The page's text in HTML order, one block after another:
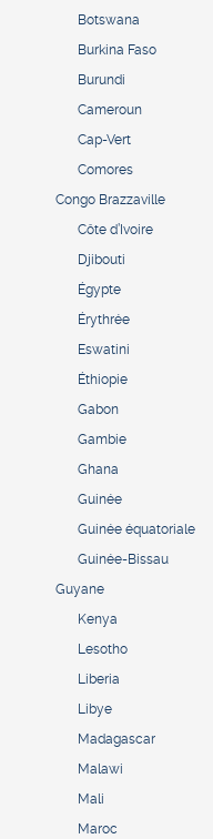
Botswana
Burkina Faso
Burundi
Cameroun
Cap-Vert
Comores
Congo Brazzaville
Côte d’Ivoire
Djibouti
Égypte
Érythrée
Eswatini
Éthiopie
Gabon
Gambie
Ghana
Guinée
Guinée équatoriale
Guinée-Bissau
Guyane
Kenya
Lesotho
Liberia
Libye
Madagascar
Malawi
Mali
Maroc